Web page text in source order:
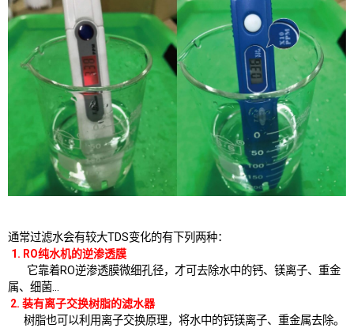
通常过滤水会有较大TDS变化的有下列两种：
1. RO纯水机的逆渗透膜
它靠着RO逆渗透膜微细孔径，才可去除水中的钙、镁离子、重金
属、细菌…
2. 装有离子交换树脂的滤水器
树脂也可以利用离子交换原理，将水中的钙镁离子、重金属去除。